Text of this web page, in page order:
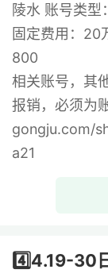
陵水 账号类型
固定费用
800 100万
相关账号，其
报销，必须为
gongju.com/
a21
4️⃣4.19-30